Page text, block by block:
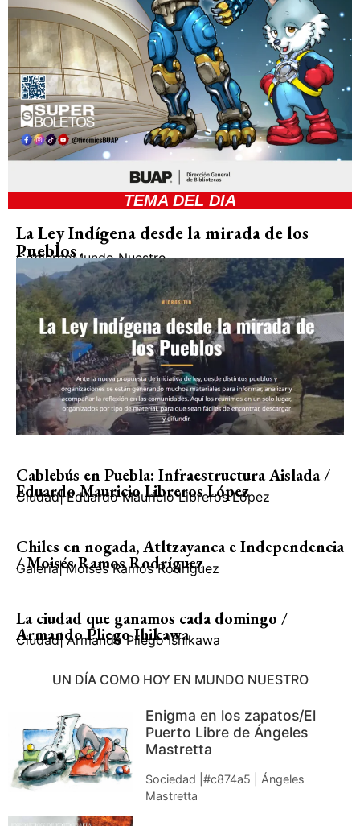
TEMA DEL DIA
La Ley Indígena desde la mirada de los
Pueblos
GobiernoMundo Nuestro
Cablebús en Puebla: Infraestructura Aislada /
Eduardo Mauricio Libreros López
Ciudad| Eduardo Mauricio Libreros López
Chiles en nogada, Atltzayanca e Independencia
/ Moisés Ramos Rodríguez
Galería| Moisés Ramos Rodríguez
La ciudad que ganamos cada domingo /
Armando Pliego Ihikawa
Ciudad| Armando Pliego Ishikawa
UN DÍA COMO HOY EN MUNDO NUESTRO
Enigma en los zapatos/El
Puerto Libre de Ángeles
Mastretta
Sociedad |#c874a5 | Ángeles
Mastretta